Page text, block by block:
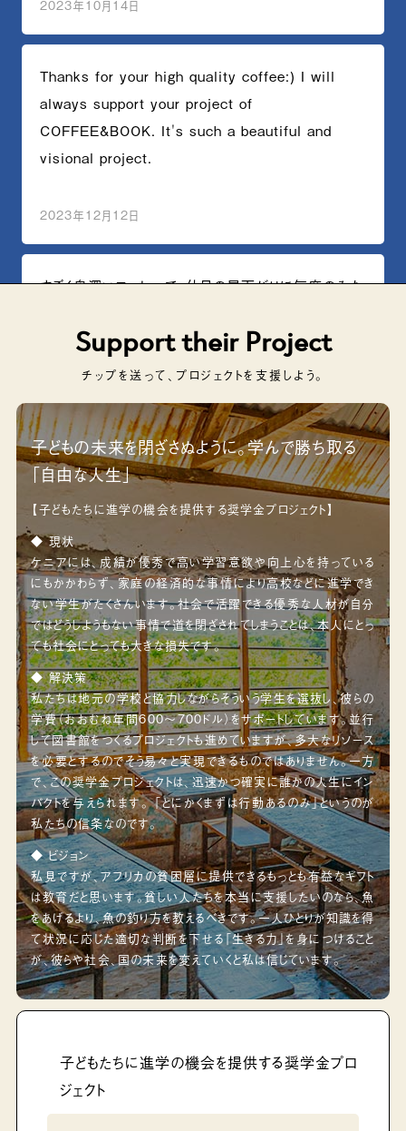
2023年10月14日
Thanks for your high quality coffee:) I will
always support your project of
COFFEE&BOOK. It's such a beautiful and
visional project.
2023年12月12日
すごく奥深いコーヒーで、休日の昼下がりに毎度のみた
生を一緒に変えることができる。引き続き応援しています
Support their Project
チップを送って、プロジェクトを支援しよう。
子どもたちに進学の機会を提供する奨学金プロ
ジェクト